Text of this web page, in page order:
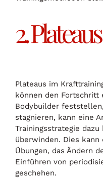
2.
Plateaus im
können den Fortschritt
Bodybuilder
stagnieren, kann eine
Trainingsstrategie
überwinden. Dies kann
Übungen, das Ändern
Einführen von
geschehen.